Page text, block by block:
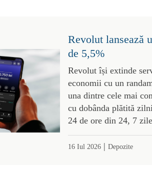
Revolut lansează
de 5,5%
Revolut își extinde
economii cu un
una dintre cele mai
cu dobânda plătită
24 de ore din 24, 7
16 Iul 2026| Depozite